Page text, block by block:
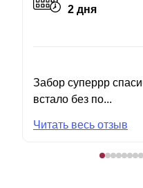
2 дня
Забор суперрр
встало без по...
Читать весь отзыв